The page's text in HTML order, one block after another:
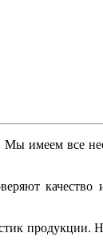
Мы имеем все